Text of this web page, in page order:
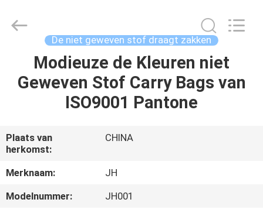
HUIS
PRODUCTEN
ONGEVEER
ONS
FABRIEKSREIS
Material
De niet geweven stof draagt zakken
Modieuze de Kleuren niet
Geweven Stof Carry Bags van
ISO9001 Pantone
Plaats van
herkomst:
CHINA
Merknaam:
JH
Modelnummer:
JH001